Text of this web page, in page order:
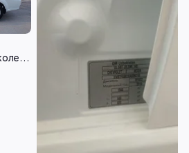
Chevrolet Nexia 3 I - поколение